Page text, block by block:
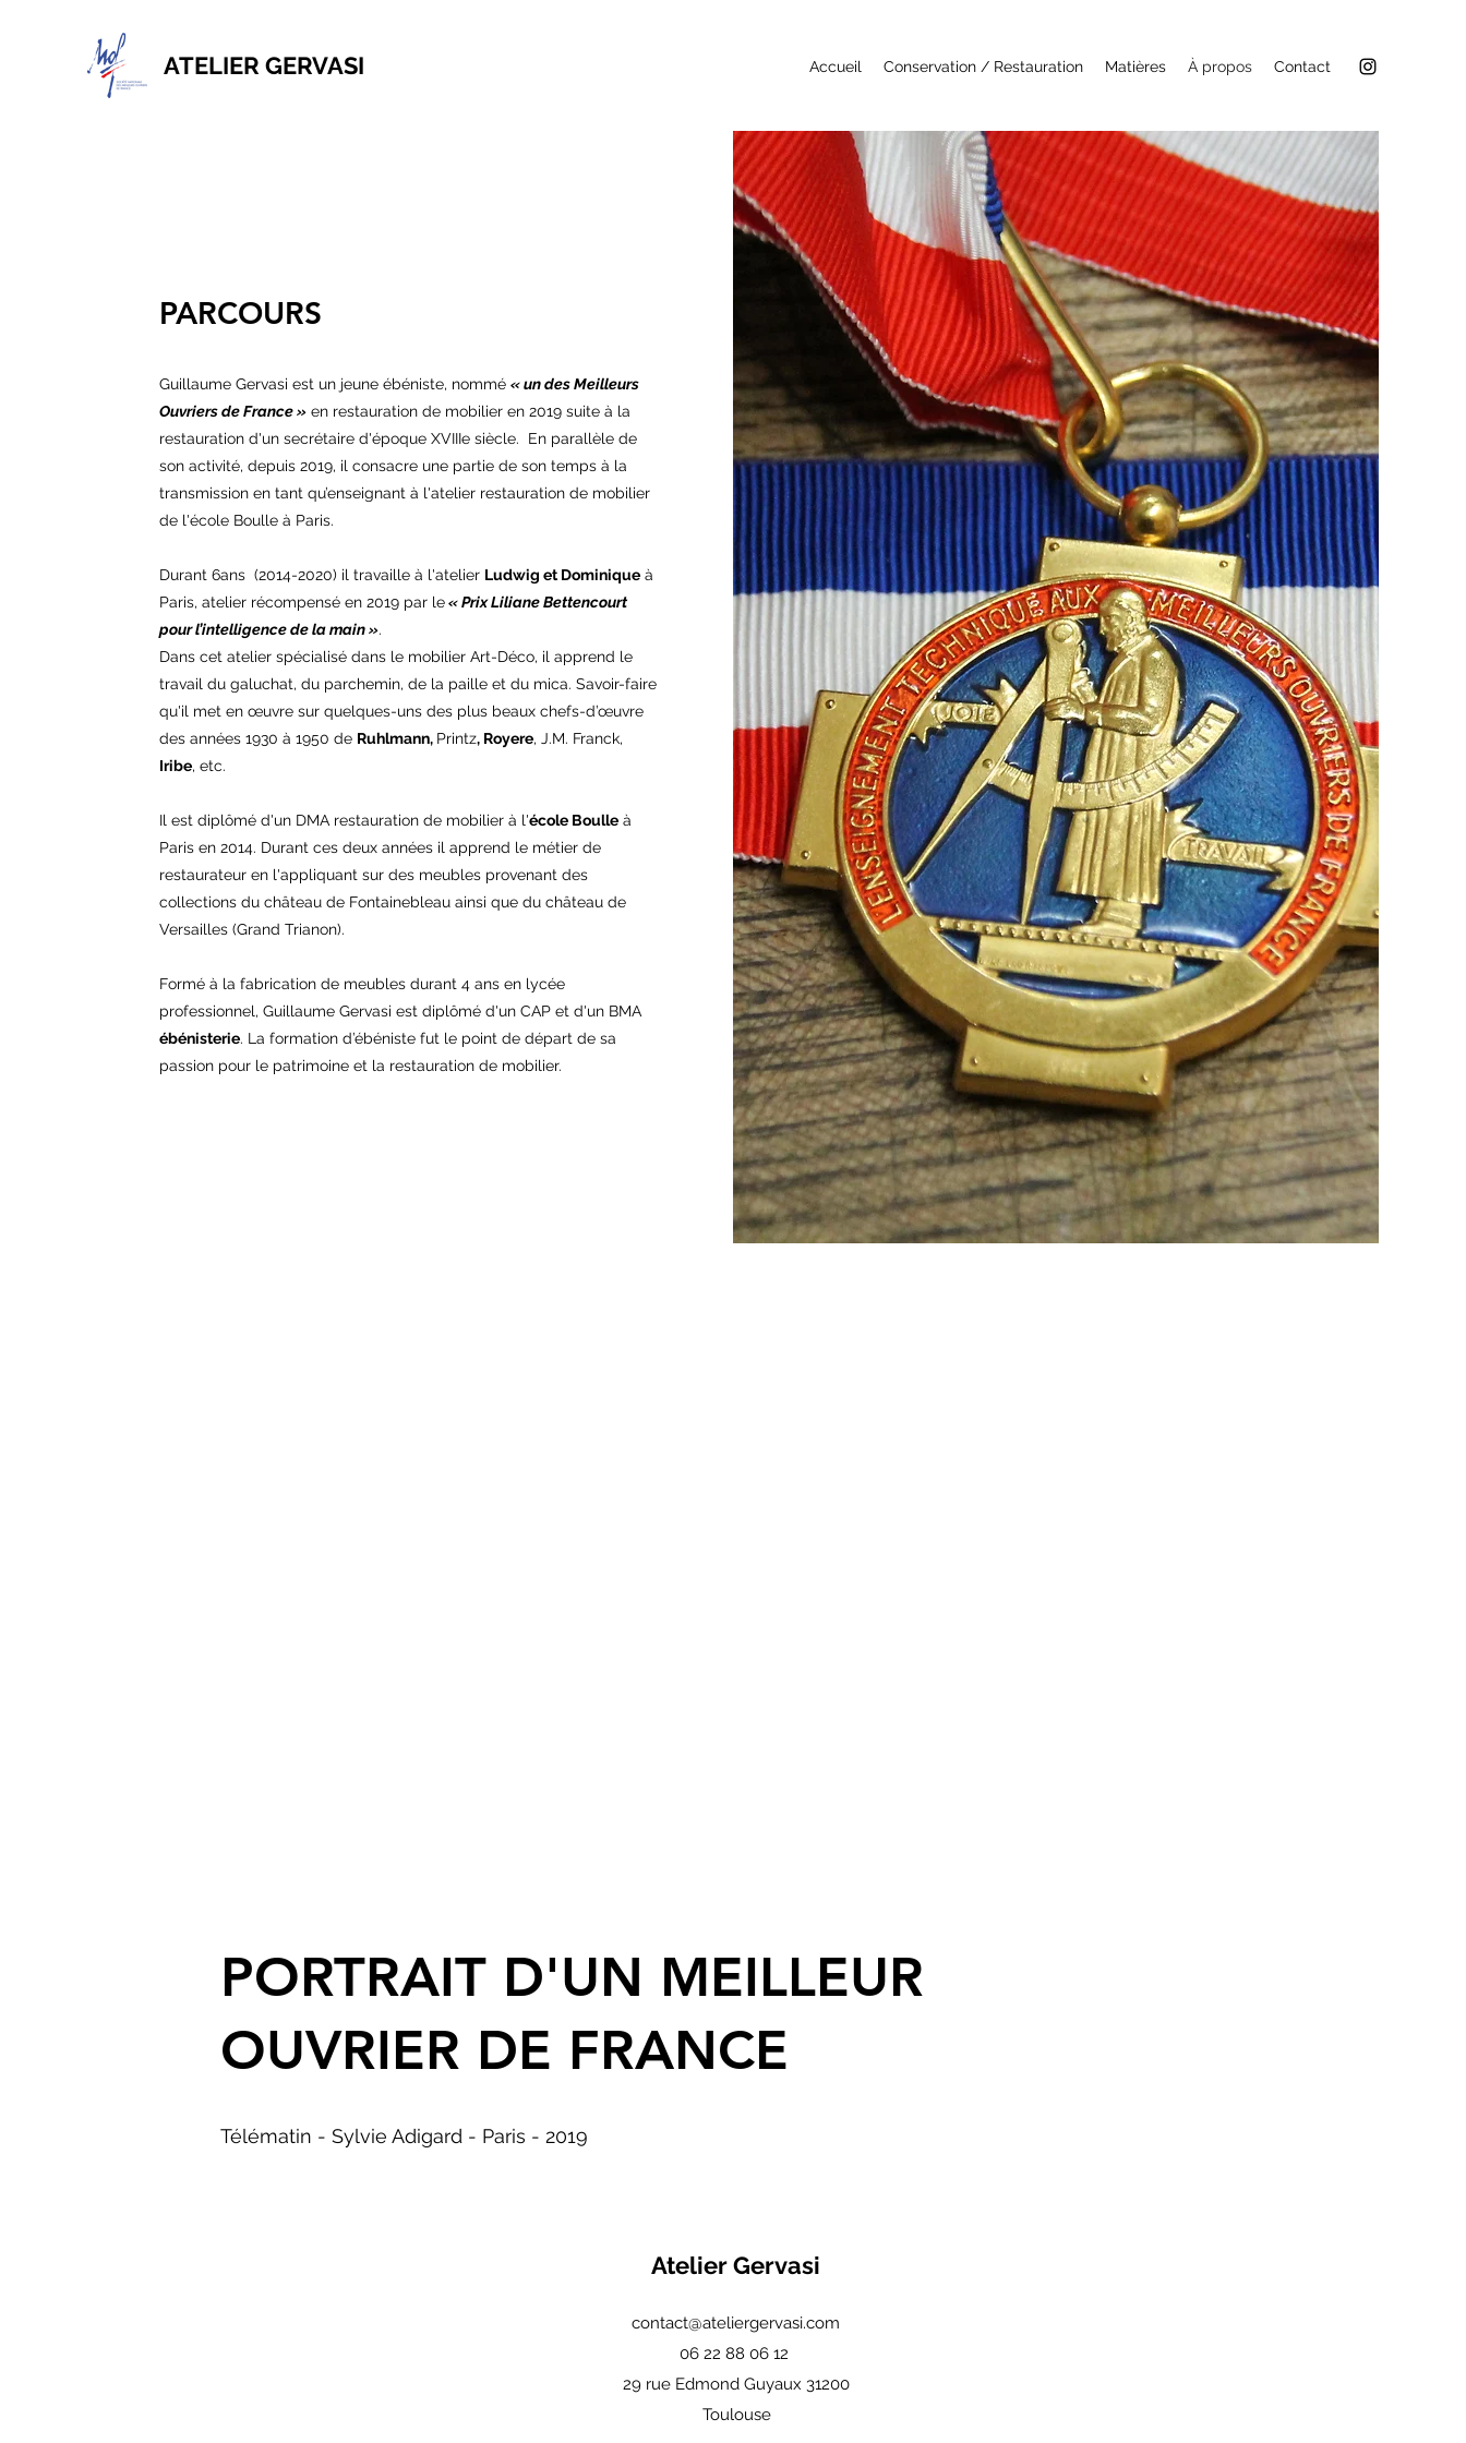
ATELIER GERVASI Accueil Conservation / Restauration Matières À propos Contact
PARCOURS
Guillaume Gervasi est un jeune ébéniste, nommé « un des Meilleurs
Ouvriers de France » en restauration de mobilier en 2019 suite à la
restauration d'un secrétaire d'époque XVIIIe siècle. En parallèle de
son activité, depuis 2019, il consacre une partie de son temps à la
transmission en tant qu’enseignant à l'atelier restauration de mobilier
de l'école Boulle à Paris.
Durant 6ans (2014-2020) il travaille à l'atelier Ludwig et Dominique à
Paris, atelier récompensé en 2019 par le« Prix Liliane Bettencourt
pour l’intelligence de la main ».
Dans cet atelier spécialisé dans le mobilier Art-Déco, il apprend le
travail du galuchat, du parchemin, de la paille et du mica. Savoir-faire
qu'il met en œuvre sur quelques-uns des plus beaux chefs-d’œuvre
des années 1930 à 1950 de Ruhlmann, Printz, Royere, J.M. Franck,
Iribe, etc.
Il est diplômé d'un DMA restauration de mobilier à l'école Boulle à
Paris en 2014. Durant ces deux années il apprend le métier de
restaurateur en l'appliquant sur des meubles provenant des
collections du château de Fontainebleau ainsi que du château de
Versailles (Grand Trianon).
Formé à la fabrication de meubles durant 4 ans en lycée
professionnel, Guillaume Gervasi est diplômé d'un CAP et d'un BMA
ébénisterie. La formation d’ébéniste fut le point de départ de sa
passion pour le patrimoine et la restauration de mobilier.
PORTRAIT D'UN MEILLEUR
OUVRIER DE FRANCE
Télématin - Sylvie Adigard - Paris - 2019
Atelier Gervasi
contact@ateliergervasi.com
06 22 88 06 12
29 rue Edmond Guyaux 31200
Toulouse